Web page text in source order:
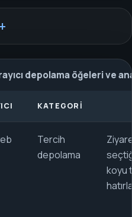
depolama öğeleri ve
KATEGORI
Tercih
depolama
koyu